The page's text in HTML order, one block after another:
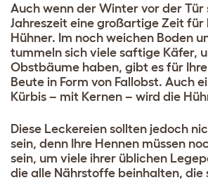
Auch wenn der Winter vor der Tür
Jahreszeit eine großartige Zeit für
Hühner. Im noch weichen Boden
tummeln sich viele saftige Käfer,
Obstbäume haben, gibt es für
Beute in Form von Fallobst. Auch
Kürbis – mit Kernen – wird die
Diese Leckereien sollten jedoch
sein, denn Ihre Hennen müssen
sein, um viele ihrer üblichen
die alle Nährstoffe beinhalten, die